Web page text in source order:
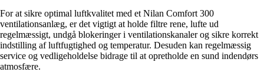
For at sikre optimal luftkvalitet med et Nilan Comfort 300
ventilationsanlæg, er det vigtigt at holde filtre rene, lufte ud
regelmæssigt, undgå blokeringer i ventilationskanaler og sikre korrekt
indstilling af luftfugtighed og temperatur. Desuden kan regelmæssig
service og vedligeholdelse bidrage til at opretholde en sund indendørs
atmosfære.